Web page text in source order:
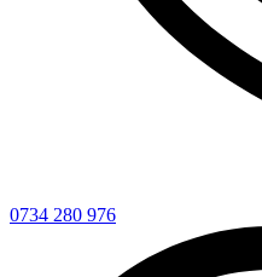
0734 280 976